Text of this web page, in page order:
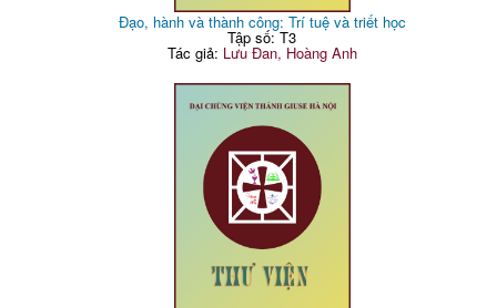
Đạo, hành và thành công: Trí tuệ và triết học
Tập số: T3
Tác giả: Lưu Đan, Hoàng Anh